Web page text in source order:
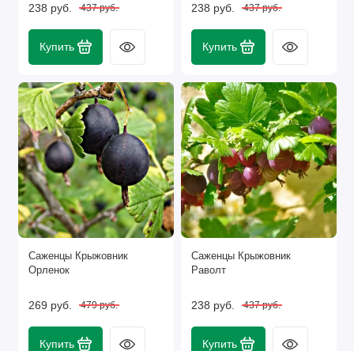
238 руб. 437 руб.
Купить
238 руб. 437 руб.
Купить
Саженцы Крыжовник
Орленок
269 руб. 479 руб.
Купить
Саженцы Крыжовник
Раволт
238 руб. 437 руб.
Купить